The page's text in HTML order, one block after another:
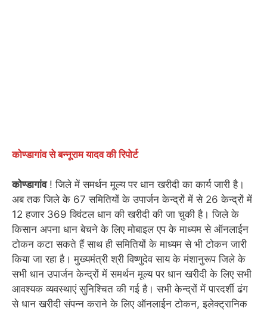
कोण्डागांव से बन्नूराम यादव की रिपोर्ट
कोण्डागांव! जिले में समर्थन मूल्य पर धान खरीदी का कार्य जारी है।
अब तक जिले के 67 समितियों के उपार्जन केन्द्रों में से 26 केन्द्रों में
12 हजार 369 क्विंटल धान की खरीदी की जा चुकी है। जिले के
किसान अपना धान बेचने के लिए मोबाइल एप के माध्यम से ऑनलाईन
टोकन कटा सकते हैं साथ ही समितियों के माध्यम से भी टोकन जारी
किया जा रहा है। मुख्यमंत्री श्री विष्णुदेव साय के मंशानुरूप जिले के
सभी धान उपार्जन केन्द्रों में समर्थन मूल्य पर धान खरीदी के लिए सभी
आवश्यक व्यवस्थाएं सुनिश्चित की गई है। सभी केन्द्रों में पारदर्शी ढंग
से धान खरीदी संपन्न कराने के लिए ऑनलाईन टोकन, इलेक्ट्रानिक